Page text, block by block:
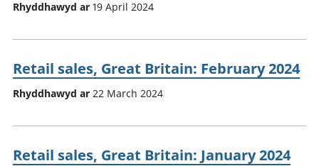
Rhyddhawyd ar 19 April 2024
Retail sales, Great Britain: February 2024
Rhyddhawyd ar 22 March 2024
Retail sales, Great Britain: January 2024